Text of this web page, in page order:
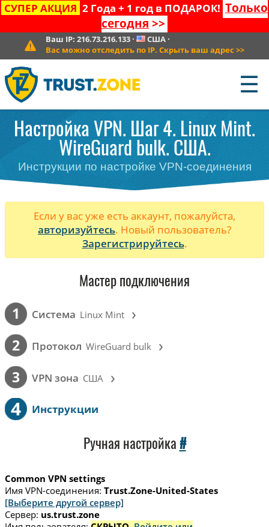
СУПЕР АКЦИЯ 2 Года + 1 год в ПОДАРОК! Только
сегодня >>
Ваш IP: 216.73.216.133· США·
Вас можно отследить по IP. Скрыть ваш адрес >>
☰
Настройка VPN. Шаг 4. Linux Mint.
WireGuard bulk. США.
Инструкции по настройке VPN-соединения
Если у вас уже есть аккаунт, пожалуйста,
авторизуйтесь. Новый пользователь?
Зарегистрируйтесь.
Мастер подключения
1 Cистема Linux Mint ›
2 Протокол WireGuard bulk ›
3 VPN зона США ›
4 Инструкции
Ручная настройка #
Common VPN settings
Имя VPN-соединения: Trust.Zone-United-States
[Выберите другой сервер]
Сервер: us.trust.zone